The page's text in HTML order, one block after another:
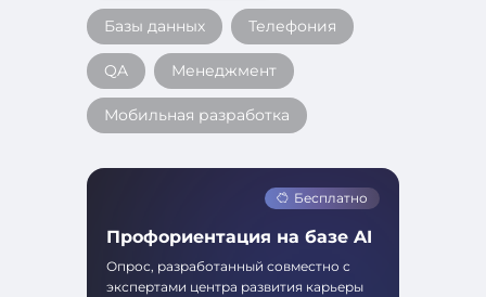
Базы данных Телефония
QA Менеджмент
Мобильная разработка
Бесплатно
Профориентация на базе AI
Опрос, разработанный совместно с
экспертами центра развития карьеры